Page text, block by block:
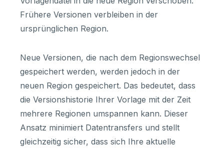
Frühere Versionen verbleiben in der
ursprünglichen Region.
Neue Versionen, die nach dem Regionswechsel
gespeichert werden, werden jedoch in der
neuen Region gespeichert. Das bedeutet, dass
die Versionshistorie Ihrer Vorlage mit der Zeit
mehrere Regionen umspannen kann. Dieser
Ansatz minimiert Datentransfers und stellt
gleichzeitig sicher, dass sich Ihre aktuelle